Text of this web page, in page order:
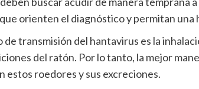
orienten el diagnóstico y permitan una
de transmisión del hantavirus es la
del ratón. Por lo tanto, la mejor
estos roedores y sus excreciones.